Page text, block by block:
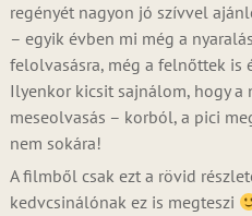
regényét nagyon jó szívvel
– egyik évben mi még a
felolvasásra, még a felnőttek
Ilyenkor kicsit sajnálom, hogy a
meseolvasás – korból, a pici
nem sokára!
A filmből csak ezt a rövid
kedvcsinálónak ez is megteszi